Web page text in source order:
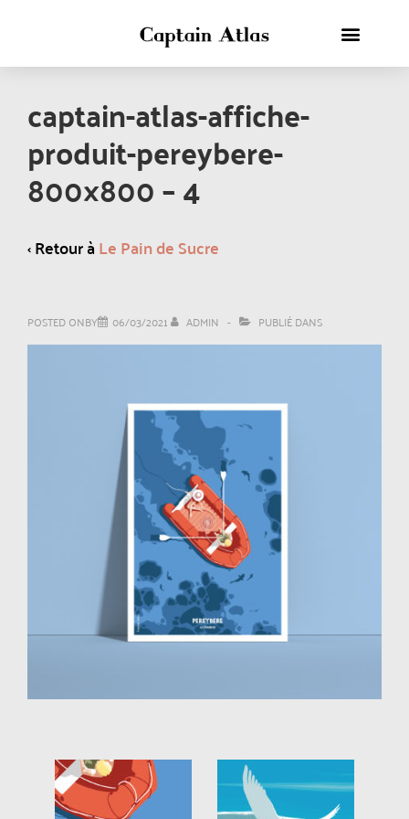
captain-atlas-affiche-
produit-pereybere-
800×800 – 4
‹ Retour àLe Pain de Sucre
POSTED ONBY 06/03/2021 ADMIN PUBLIÉ DANS